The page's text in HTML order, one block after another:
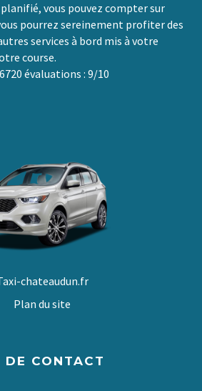
vous pouvez compter sur
pourrez sereinement profiter des
services à bord mis à votre
course.
évaluations : 9/10
chateaudun.fr
Plan du site
CONTACT